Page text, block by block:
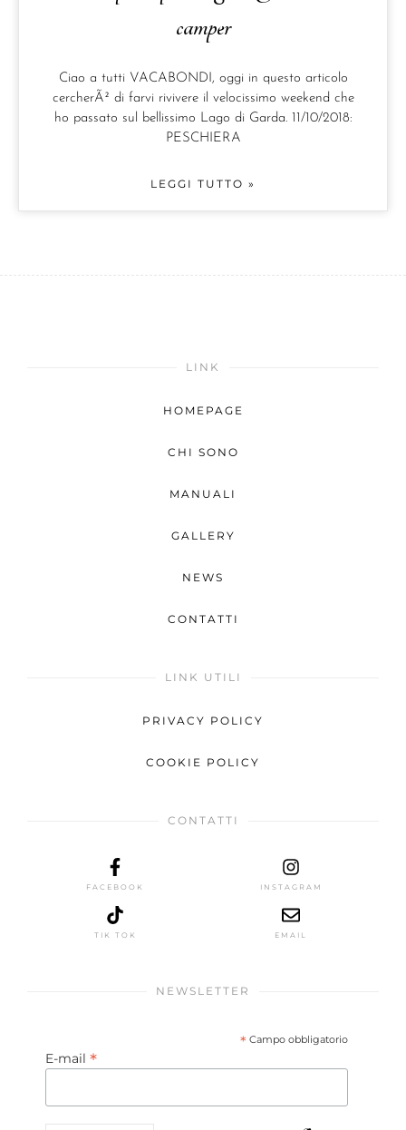
camper
Ciao a tutti VACABONDI, oggi in questo articolo
cercherÃ² di farvi rivivere il velocissimo weekend che
ho passato sul bellissimo Lago di Garda. 11/10/2018:
PESCHIERA
LEGGI TUTTO »
LINK
HOMEPAGE
CHI SONO
MANUALI
GALLERY
NEWS
CONTATTI
LINK UTILI
PRIVACY POLICY
COOKIE POLICY
CONTATTI
FACEBOOK INSTAGRAM
TIK TOK EMAIL
NEWSLETTER
* Campo obbligatorio
E-mail *